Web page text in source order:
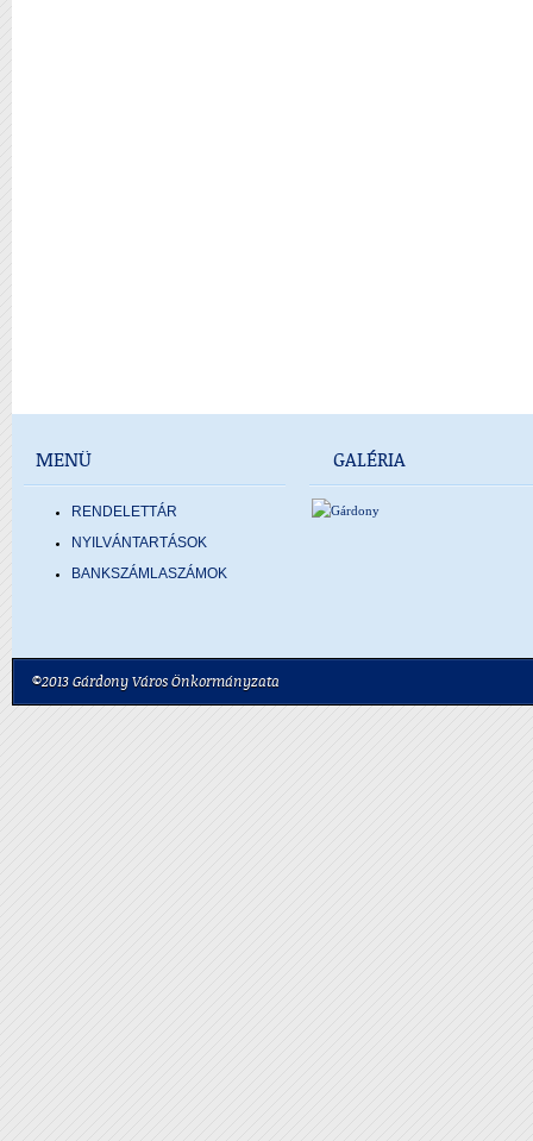
MENÜ
RENDELETTÁR
NYILVÁNTARTÁSOK
BANKSZÁMLASZÁMOK
GALÉRIA
©2013 Gárdony Város Önkormányzata